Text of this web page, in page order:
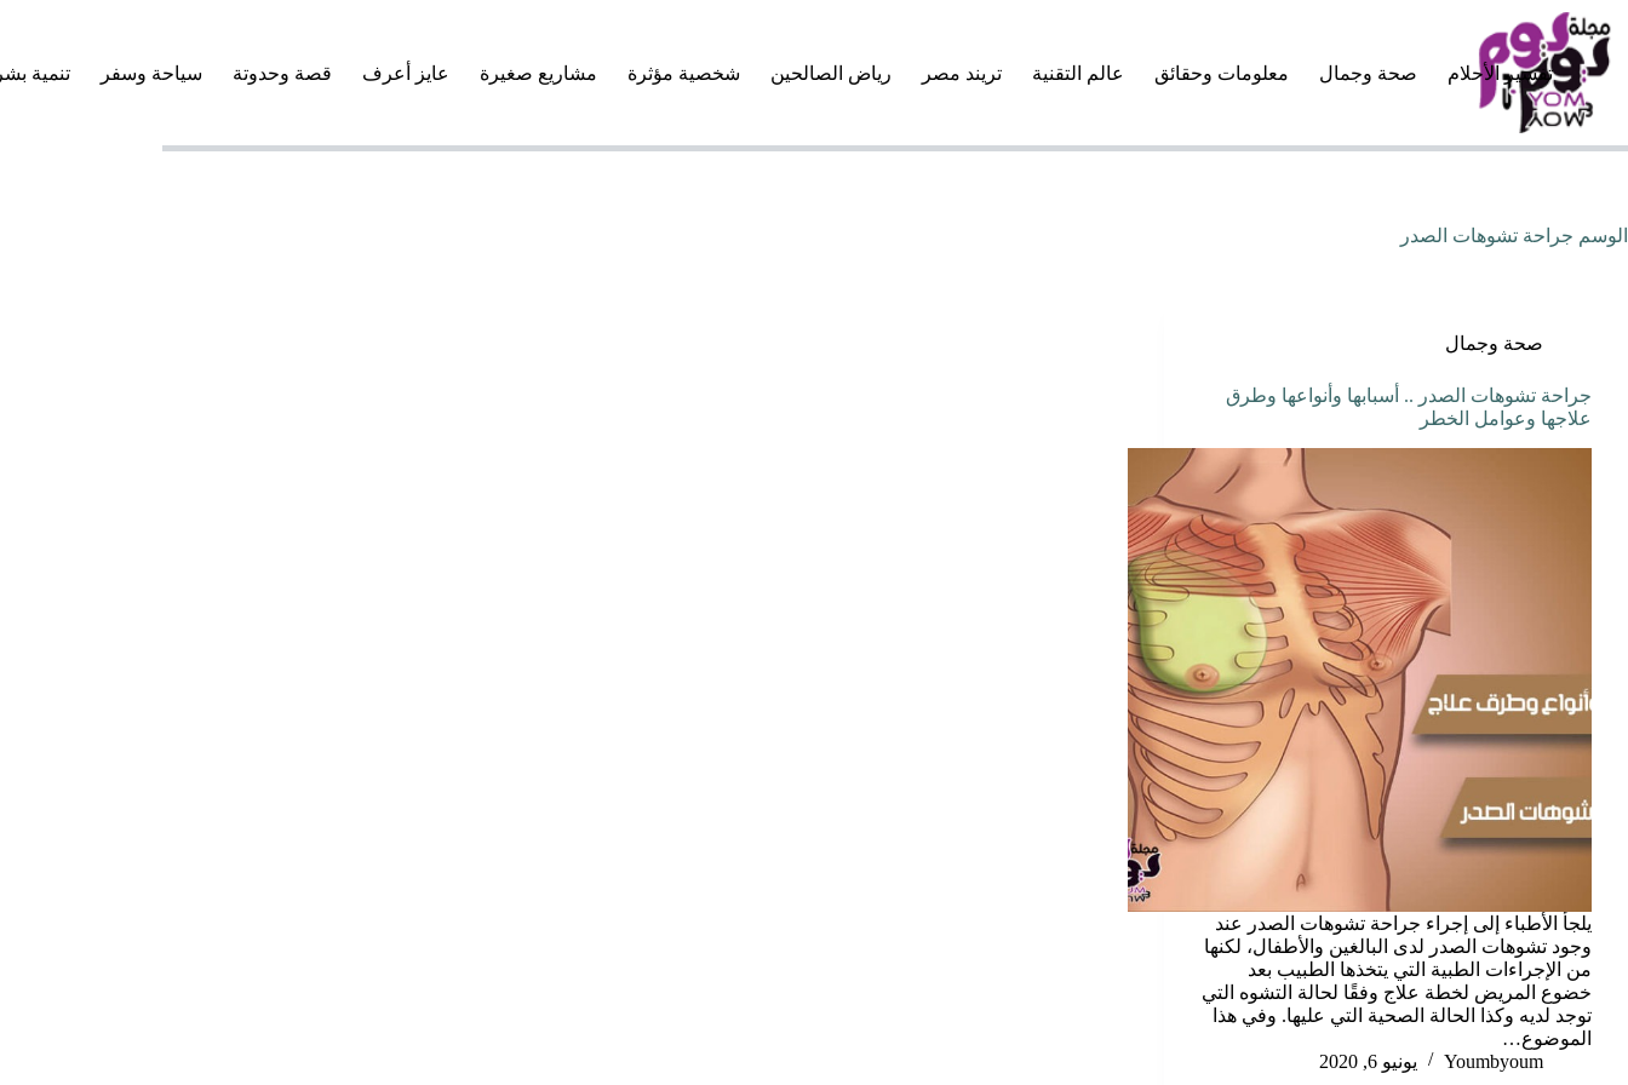
إلى
المحتوى
تفسير الأحلام صحة وجمال معلومات وحقائق عالم التقنية تريند مصر رياض الصالحين شخصية مؤثرة مشاريع صغيرة عايز أعرف قصة وحدوتة سياحة وسفر تنمية
الوسم جراحة تشوهات الصدر
صحة وجمال
جراحة تشوهات الصدر .. أسبابها وأنواعها وطرق
علاجها وعوامل الخطر
يلجأ الأطباء إلى إجراء جراحة تشوهات الصدر عند
وجود تشوهات الصدر لدى البالغين والأطفال، لكنها
من الإجراءات الطبية التي يتخذها الطبيب بعد
خضوع المريض لخطة علاج وفقًا لحالة التشوه التي
توجد لديه وكذا الحالة الصحية التي عليها. وفي هذا
الموضوع…
Youmbyoum
يونيو 6, 2020